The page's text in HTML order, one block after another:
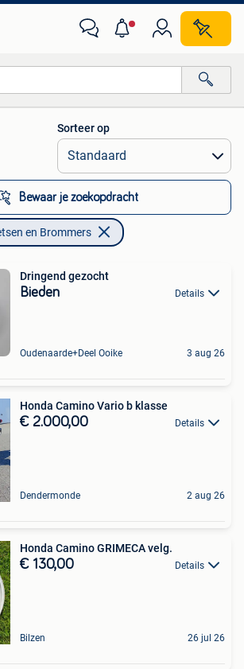
Alle afstanden…
Sorteer op
Bewaar je zoekopdracht
en Brommers
Dringend gezocht
Bieden Details
Oudenaarde+Deel Ooike 3 aug 26
Honda Camino Vario b klasse
€ 2.000,00 Details
Dendermonde 2 aug 26
Honda Camino GRIMECA velg.
€ 130,00 Details
Bilzen 26 jul 26